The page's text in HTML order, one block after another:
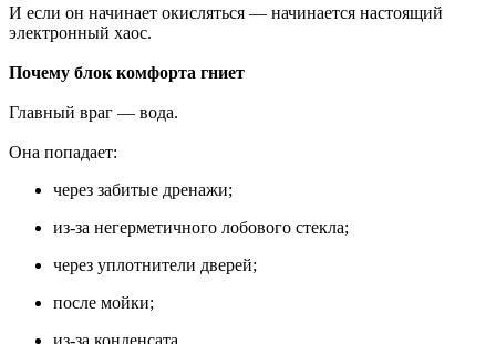
И если он начинает окисляться — начинается настоящий
электронный хаос.
Почему блок комфорта гниет
Главный враг — вода.
Она попадает:
через забитые дренажи;
из-за негерметичного лобового стекла;
через уплотнители дверей;
после мойки;
из-за конденсата.